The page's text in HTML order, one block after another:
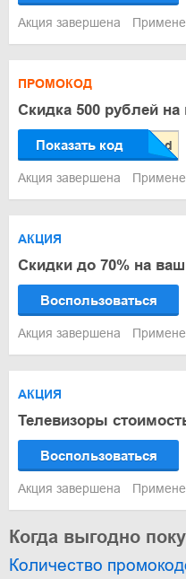
Акция завершена
ПРОМОКОД
Скидка 500 рублей на
Показать код
Акция завершена
АКЦИЯ
Скидки до 70% на
Воспользоваться
Акция завершена
АКЦИЯ
Телевизоры
Воспользоваться
Акция завершена
Когда выгодно
Количество